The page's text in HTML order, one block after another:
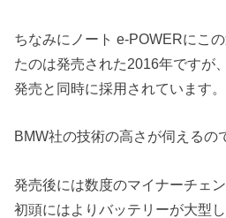
ちなみにノート e-POWERにこ
たのは発売された2016年ですが
発売と同時に採用されています。
BMW社の技術の高さが伺えるの
発売後には数度のマイナーチェ
初頭にはよりバッテリーが大型